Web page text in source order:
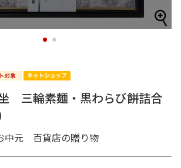
1 2
三輪素麺・黒わらび餅詰合
中元 百貨店の贈り物